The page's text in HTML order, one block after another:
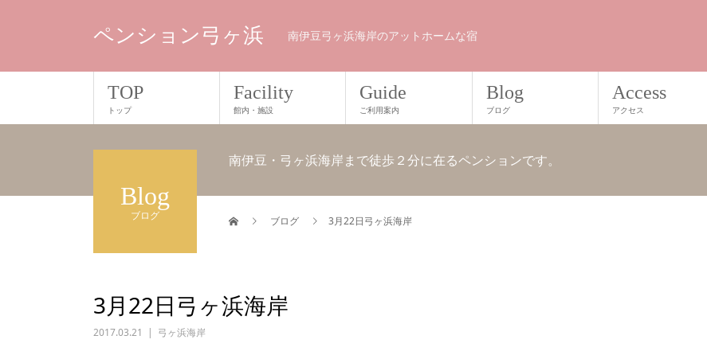
ペンション弓ヶ浜 南伊豆弓ヶ浜海岸のアットホームな宿
TOP
トップ
Facility
館内・施設
Guide
ご利用案内
Blog
ブログ
Access
アクセス
Blog
ブログ
南伊豆・弓ヶ浜海岸まで徒歩２分に在るペンションです。
ブログ 3月22日弓ヶ浜海岸
3月22日弓ヶ浜海岸
2017.03.21 弓ヶ浜海岸